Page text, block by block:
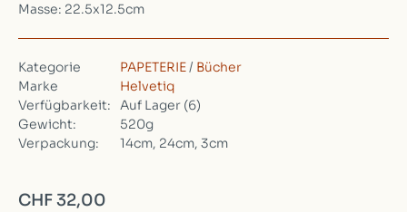
Masse: 22.5x12.5cm
Kategorie PAPETERIE/ Bücher
Marke
Helvetiq
Verfügbarkeit:
Auf Lager (6)
Gewicht:
520g
Verpackung:
14cm, 24cm, 3cm
CHF 32,00